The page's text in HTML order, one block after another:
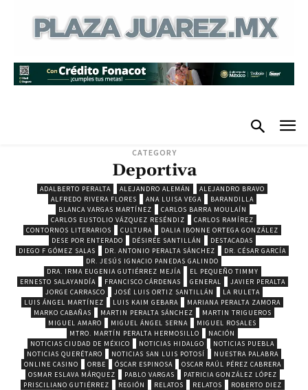
CATEGORY
Deportiva
ADALBERTO PERALTA ALEJANDRO ALEMÁN
ALEJANDRO BRAVO
ALFREDO RIVERA FLORES
ANA LUISA VEGA
BARANDILLA
BLANCA VARGAS MARTÍNEZ
CARLOS BARRA MOULAÍN
CARLOS EUSTOLIO VÁZQUEZ RESÉNDIZ
CARLOS RAMÍREZ
CONTORNOS LITERARIOS
CULTURA
DALIA IBONNE ORTEGA GONZÁLEZ
DESE POR ENTERADO
DÉSIRÉE SANTILLÁN
DESTACADAS
DIEGO F GÓMEZ SALAS
DR. ANTONIO PERALTA SÁNCHEZ
DR. CÉSAR GARCÍA
DR. JESÚS IGNACIO PANEDAS GALINDO
DRA. IRMA EUGENIA GUTIÉRREZ MEJÍA
EL PEQUEÑO TIMMY
ERNESTO SALAYANDÍA
FRANCISCO CÁRDENAS GENERAL
JAVIER PERALTA
JORGE CARRASCO
JOSÉ LUIS ORTIZ SANTILLÁN
LA RULETA
LUIS ÁNGEL MARTÍNEZ
LUIS KAIM GEBARA
MARIANA PERALTA ZAMORA
MARKO CABAÑAS
MARTIN PERALTA SÁNCHEZ
MARTIN TRIGUEROS
MIGUEL AMARO
MIGUEL ÁNGEL SERNA
MIGUEL ROSALES
MTRO. MARTÍN PERALTA HERMOSILLO
NACIÓN
NOTICIAS CIUDAD DE MÉXICO
NOTICIAS HIDALGO
NOTICIAS PUEBLA
NOTICIAS QUERÉTARO
NOTICIAS SAN LUIS POTOSÍ
NUESTRA PALABRA
ONLINE CASINO
ORBE ÓSCAR ESPINOSA
OSCAR RAÚL PÉREZ CABRERA
OSMAR ESLAVA MÁRQUEZ
PABLO VARGAS
PATRICIA GONZÁLEZ LÓPEZ
PRISCILIANO GUTIÉRREZ
REGIÓN RELATOS RELATOS
ROBERTO DIEZ